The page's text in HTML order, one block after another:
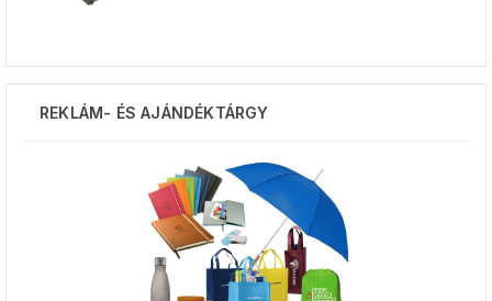
REKLÁM- ÉS AJÁNDÉKTÁRGY